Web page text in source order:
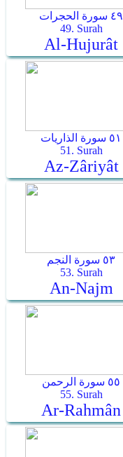
٤٩ سورة الحجرات
49. Surah
Al-Hujurât
٥١ سورة الذاريات
51. Surah
Az-Zâriyât
٥٣ سورة النجم
53. Surah
An-Najm
٥٥ سورة الرحمن
55. Surah
Ar-Rahmân